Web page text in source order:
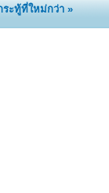
ระทู้ที่ใหม่กว่า »